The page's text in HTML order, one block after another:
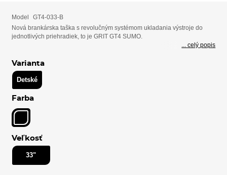
Model
GT4-033-B
Nová brankárska taška s revolučným systémom ukladania výstroje do
jednotlivých priehradiek, to je GRIT GT4 SUMO.
... celý popis
Varianta
Detské
Farba
Veľkosť
33"